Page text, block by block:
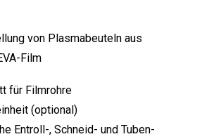
von Plasmabeuteln aus
Film
für Filmrohre
(optional)
Entroll-, Schneid- und Tuben-